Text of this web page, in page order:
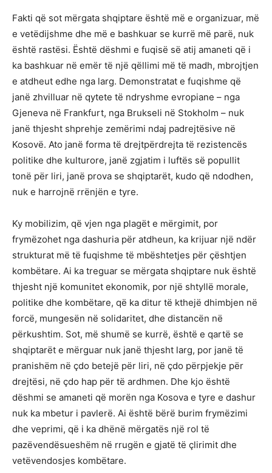
Fakti që sot mërgata shqiptare është më e organizuar, më
e vetëdijshme dhe më e bashkuar se kurrë më parë, nuk
është rastësi. Është dëshmi e fuqisë së atij amaneti që i
ka bashkuar në emër të një qëllimi më të madh, mbrojtjen
e atdheut edhe nga larg. Demonstratat e fuqishme që
janë zhvilluar në qytete të ndryshme evropiane – nga
Gjeneva në Frankfurt, nga Brukseli në Stokholm – nuk
janë thjesht shprehje zemërimi ndaj padrejtësive në
Kosovë. Ato janë forma të drejtpërdrejta të rezistencës
politike dhe kulturore, janë zgjatim i luftës së popullit
tonë për liri, janë prova se shqiptarët, kudo që ndodhen,
nuk e harrojnë rrënjën e tyre.
Ky mobilizim, që vjen nga plagët e mërgimit, por
frymëzohet nga dashuria për atdheun, ka krijuar një ndër
strukturat më të fuqishme të mbështetjes për çështjen
kombëtare. Ai ka treguar se mërgata shqiptare nuk është
thjesht një komunitet ekonomik, por një shtyllë morale,
politike dhe kombëtare, që ka ditur të kthejë dhimbjen në
forcë, mungesën në solidaritet, dhe distancën në
përkushtim. Sot, më shumë se kurrë, është e qartë se
shqiptarët e mërguar nuk janë thjesht larg, por janë të
pranishëm në çdo betejë për liri, në çdo përpjekje për
drejtësi, në çdo hap për të ardhmen. Dhe kjo është
dëshmi se amaneti që morën nga Kosova e tyre e dashur
nuk ka mbetur i pavlerë. Ai është bërë burim frymëzimi
dhe veprimi, që i ka dhënë mërgatës një rol të
pazëvendësueshëm në rrugën e gjatë të çlirimit dhe
vetëvendosjes kombëtare.